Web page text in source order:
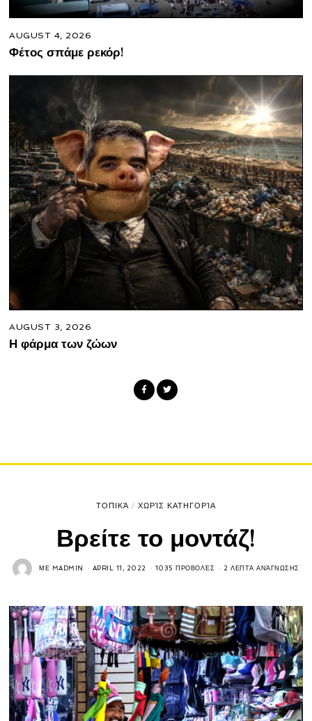
AUGUST 4, 2026
Φέτος σπάμε ρεκόρ!
AUGUST 3, 2026
Η φάρμα των ζώων
ΤΟΠΙΚΆ / ΧΩΡΊΣ ΚΑΤΗΓΟΡΊΑ
Βρείτε το μοντάζ!
ΜΕ MADMIN APRIL 11, 2022 1035 ΠΡΟΒΟΛΈΣ 2 ΛΕΠΤΆ ΑΝΆΓΝΩΣΗΣ